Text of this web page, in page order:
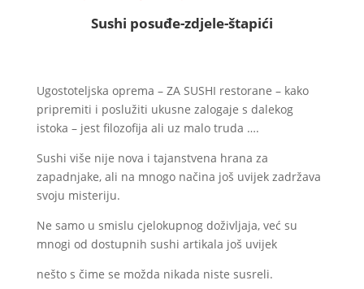
Sushi posuđe-zdjele-štapići
Ugostoteljska oprema – ZA SUSHI restorane – kako
pripremiti i poslužiti ukusne zalogaje s dalekog
istoka – jest filozofija ali uz malo truda ….
Sushi više nije nova i tajanstvena hrana za
zapadnjake, ali na mnogo načina još uvijek zadržava
svoju misteriju.
Ne samo u smislu cjelokupnog doživljaja, već su
mnogi od dostupnih sushi artikala još uvijek
nešto s čime se možda nikada niste susreli.